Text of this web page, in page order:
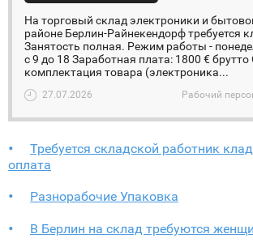
На торговый склад электроники и
районе Берлин-Райнекендорф требуется
Занятость полная. Режим работы -
c 9 до 18 Заработная плата: 1800 €
комплектация товара (электроника...
27.07.2026 Рабочий
Требуется складской работник
оплата
Разнорабочие Упаковка
В Берлин на склад требуются